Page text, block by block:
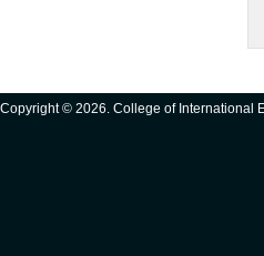
Copyright © 2026. College of International